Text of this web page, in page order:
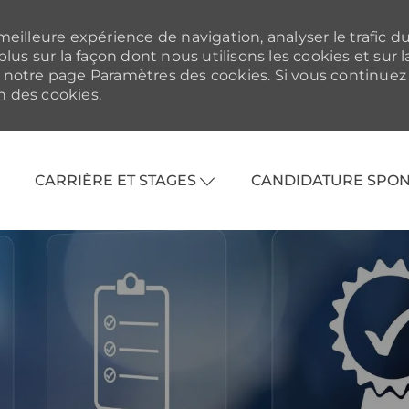
CARRIÈRE ET STAGES CANDIDATURE
expérience de navigation, analyser le trafic
sur la façon dont nous utilisons les cookies et sur
page Paramètres des cookies. Si vous continuez
des cookies.